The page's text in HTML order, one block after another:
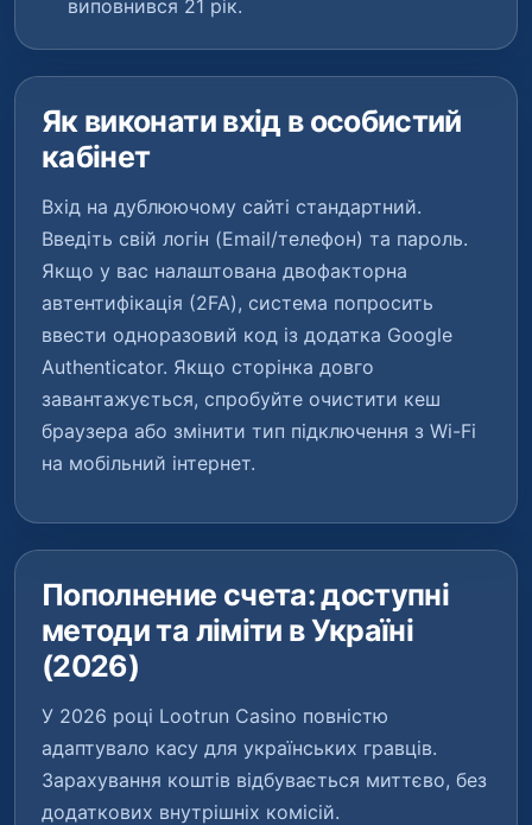
виповнився 21 рік.
Як виконати вхід в особистий
кабінет
Вхід на дублюючому сайті стандартний.
Введіть свій логін (Email/телефон) та пароль.
Якщо у вас налаштована двофакторна
автентифікація (2FA), система попросить
ввести одноразовий код із додатка Google
Authenticator. Якщо сторінка довго
завантажується, спробуйте очистити кеш
браузера або змінити тип підключення з Wi-Fi
на мобільний інтернет.
Пополнение счета: доступні
методи та ліміти в Україні
(2026)
У 2026 році Lootrun Casino повністю
адаптувало касу для українських гравців.
Зарахування коштів відбувається миттєво, без
додаткових внутрішніх комісій.